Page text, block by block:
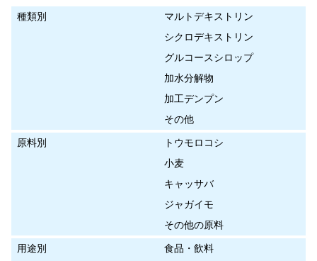
種類別
マルトデキストリン
シクロデキストリン
グルコースシロップ
加水分解物
加工デンプン
その他
原料別
トウモロコシ
小麦
キャッサバ
ジャガイモ
その他の原料
用途別
食品・飲料